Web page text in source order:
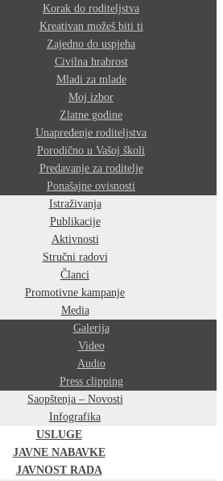
Korak do roditeljstva
Kreativan možeš biti ti
Zajedno do uspjeha
Civilna hrabrost
Mladi za mlade
Moj izbor
Zlatne godine
Unapređenje roditeljstva
Porodično u Vašoj školi
Predavanje za roditelje
Ponašajne ovisnosti
Istraživanja
Publikacije
Aktivnosti
Stručni radovi
Članci
Promotivne kampanje
Media
Galerija
Video
Audio
Press clipping
Saopštenja – Novosti
Infografika
USLUGE
JAVNE NABAVKE
JAVNOST RADA